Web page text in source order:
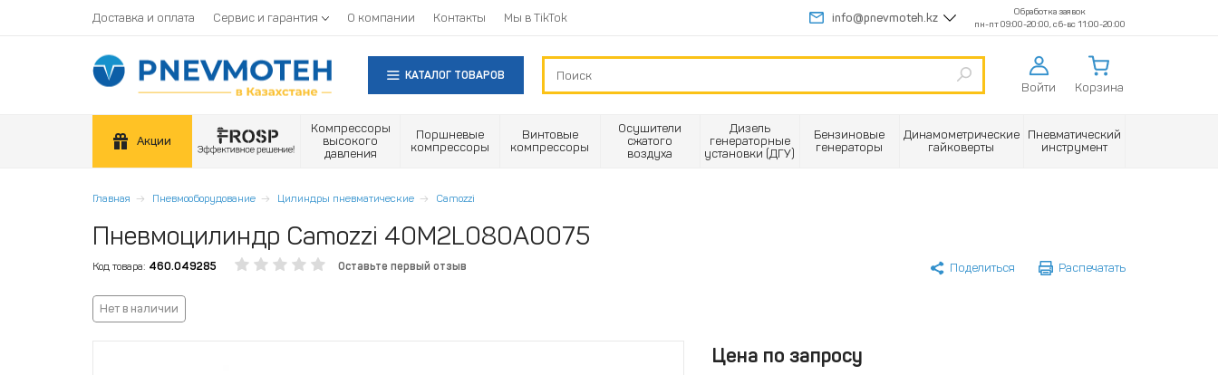
Доставка и оплата Сервис и гарантия О компании Контакты Мы в TikTok info@pnevmoteh.kz
Обработка заявок
пн-пт 09:00-20:00, сб-вс 11:00-20:00
КАТАЛОГ ТОВАРОВ
Войти Корзина
Акции
Компрессоры
высокого
давления
Поршневые
компрессоры
Винтовые
компрессоры
Осушители
сжатого
воздуха
Дизель
генераторные
установки (ДГУ)
Бензиновые
генераторы
Динамометрические
гайковерты
Пневматический
инструмент
Главная Пневмооборудование Цилиндры пневматические Camozzi
Пневмоцилиндр Camozzi 40M2L080A0075
Код товара: 460.049285 Оставьте первый отзыв Поделиться Распечатать
Нет в наличии
Цена по запросу